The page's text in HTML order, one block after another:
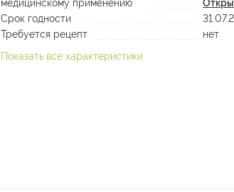
медицинскому применению
Срок годности
Требуется рецепт
нет
Показать все характеристики